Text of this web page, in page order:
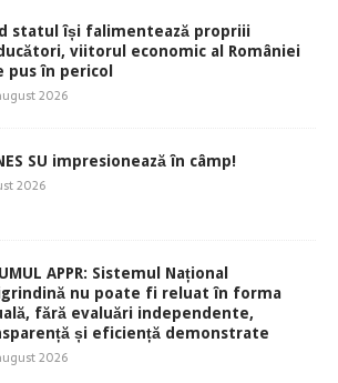
statul își falimentează propriii
viitorul economic al României
pus în pericol
2026
SU impresionează în câmp!
2026
APPR: Sistemul Național
nu poate fi reluat în forma
fără evaluări independente,
și eficiență demonstrate
2026